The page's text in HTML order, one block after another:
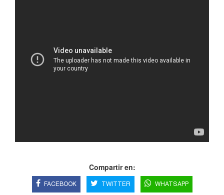
Compartir en:
FACEBOOK TWITTER WHATSAPP